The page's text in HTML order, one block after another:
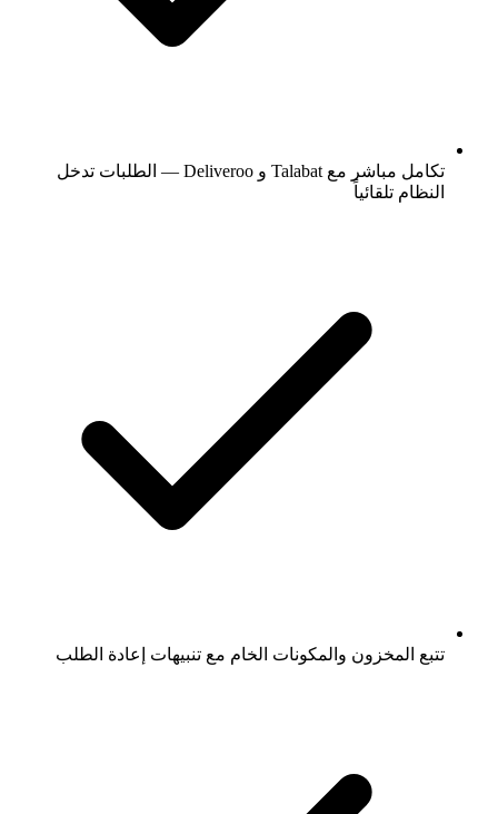
تكامل مباشر مع Talabat و Deliveroo — الطلبات تدخل
النظام تلقائياً
تتبع المخزون والمكونات الخام مع تنبيهات إعادة الطلب